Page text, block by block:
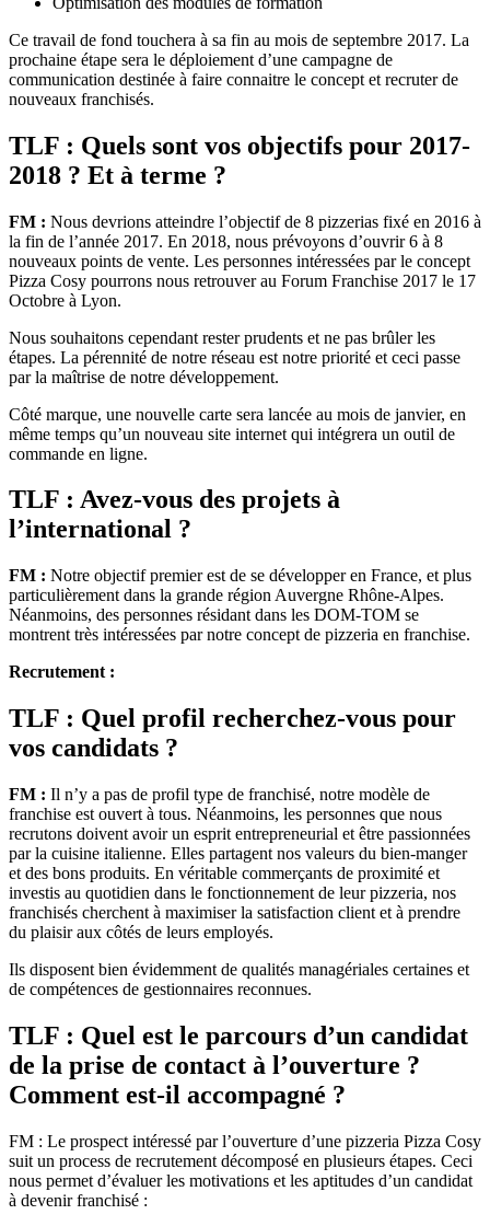
Ce travail de fond touchera à sa fin au mois de septembre 2017. La
prochaine étape sera le déploiement d’une campagne de
communication destinée à faire connaitre le concept et recruter de
nouveaux franchisés.
TLF : Quels sont vos objectifs pour 2017-
2018 ? Et à terme ?
FM : Nous devrions atteindre l’objectif de 8 pizzerias fixé en 2016 à
la fin de l’année 2017. En 2018, nous prévoyons d’ouvrir 6 à 8
nouveaux points de vente. Les personnes intéressées par le concept
Pizza Cosy pourrons nous retrouver au Forum Franchise 2017 le 17
Octobre à Lyon.
Nous souhaitons cependant rester prudents et ne pas brûler les
étapes. La pérennité de notre réseau est notre priorité et ceci passe
par la maîtrise de notre développement.
Côté marque, une nouvelle carte sera lancée au mois de janvier, en
même temps qu’un nouveau site internet qui intégrera un outil de
commande en ligne.
TLF : Avez-vous des projets à
l’international ?
FM : Notre objectif premier est de se développer en France, et plus
particulièrement dans la grande région Auvergne Rhône-Alpes.
Néanmoins, des personnes résidant dans les DOM-TOM se
montrent très intéressées par notre concept de pizzeria en franchise.
Recrutement :
TLF : Quel profil recherchez-vous pour
vos candidats ?
FM : Il n’y a pas de profil type de franchisé, notre modèle de
franchise est ouvert à tous. Néanmoins, les personnes que nous
recrutons doivent avoir un esprit entrepreneurial et être passionnées
par la cuisine italienne. Elles partagent nos valeurs du bien-manger
et des bons produits. En véritable commerçants de proximité et
investis au quotidien dans le fonctionnement de leur pizzeria, nos
franchisés cherchent à maximiser la satisfaction client et à prendre
du plaisir aux côtés de leurs employés.
Ils disposent bien évidemment de qualités managériales certaines et
de compétences de gestionnaires reconnues.
TLF : Quel est le parcours d’un candidat
de la prise de contact à l’ouverture ?
Comment est-il accompagné ?
FM : Le prospect intéressé par l’ouverture d’une pizzeria Pizza Cosy
suit un process de recrutement décomposé en plusieurs étapes. Ceci
nous permet d’évaluer les motivations et les aptitudes d’un candidat
à devenir franchisé :